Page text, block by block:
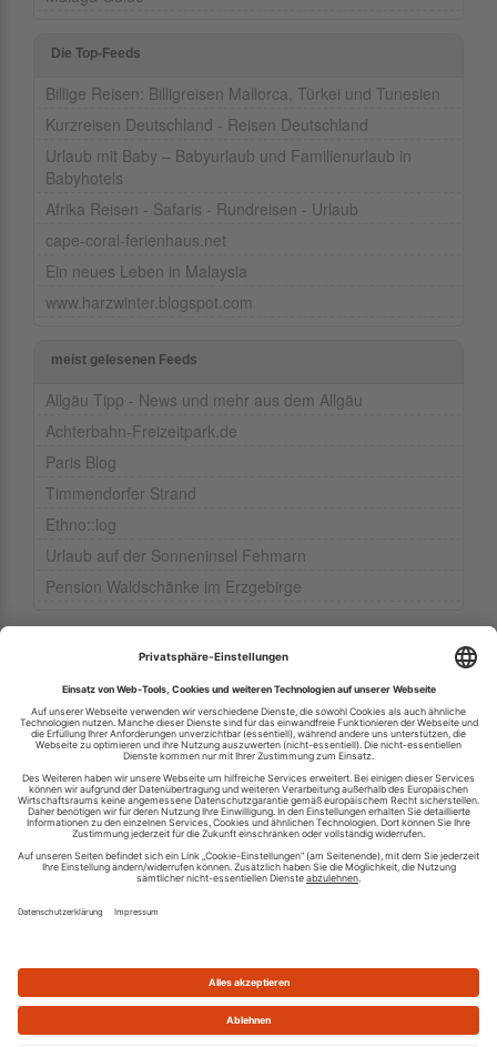
Die Top-Feeds
Billige Reisen: Billigreisen Mallorca, Türkei und Tunesien
Kurzreisen Deutschland - Reisen Deutschland
Urlaub mit Baby – Babyurlaub und Familienurlaub in
Babyhotels
Afrika Reisen - Safaris - Rundreisen - Urlaub
cape-coral-ferienhaus.net
Ein neues Leben in Malaysia
www.harzwinter.blogspot.com
meist gelesenen Feeds
Allgäu Tipp - News und mehr aus dem Allgäu
Achterbahn-Freizeitpark.de
Paris Blog
Timmendorfer Strand
Ethno::log
Urlaub auf der Sonneninsel Fehmarn
Pension Waldschänke im Erzgebirge
Ihren RSS-Feed veröffentlichen
RSS-Verzeichnis.de © 2003-2026
Impressum
Kontakt
Datenschutzinformation
Cookie-Einstellungen
Was ist ein RSS Feed?
Die besten RSS Reader